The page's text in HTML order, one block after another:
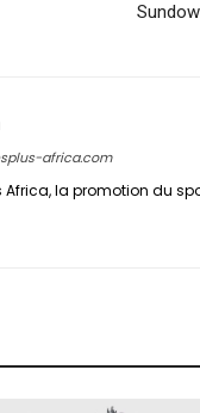
africa.com
Africa, la promotion du